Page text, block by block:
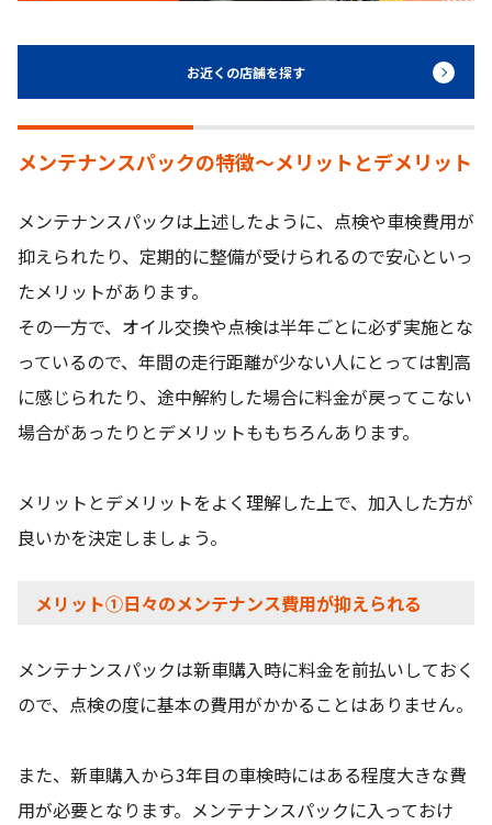
お近くの店舗を探す
メンテナンスパックの特徴〜メリットとデメリット
メンテナンスパックは上述したように、点検や車検費用が
抑えられたり、定期的に整備が受けられるので安心といっ
たメリットがあります。
その一方で、オイル交換や点検は半年ごとに必ず実施とな
っているので、年間の走行距離が少ない人にとっては割高
に感じられたり、途中解約した場合に料金が戻ってこない
場合があったりとデメリットももちろんあります。
メリットとデメリットをよく理解した上で、加入した方が
良いかを決定しましょう。
メリット①日々のメンテナンス費用が抑えられる
メンテナンスパックは新車購入時に料金を前払いしておく
ので、点検の度に基本の費用がかかることはありません。
また、新車購入から3年目の車検時にはある程度大きな費
用が必要となります。メンテナンスパックに入っておけ